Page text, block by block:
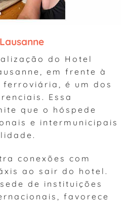
do Hotel
em frente à
é um dos
Essa
que o hóspede
e intermunicipais
conexões com
ao sair do hotel.
de instituições
favorece